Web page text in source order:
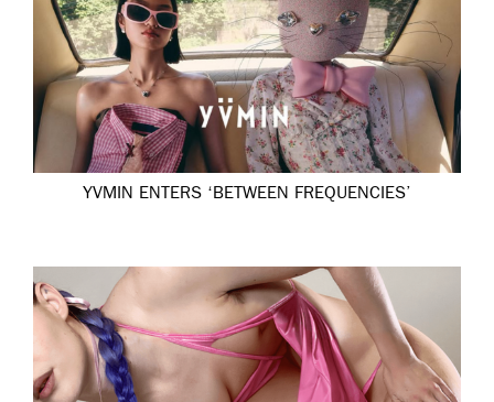
YVMIN ENTERS ‘BETWEEN FREQUENCIES’